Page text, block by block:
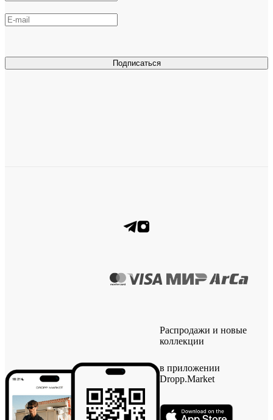
Подписаться
Распродажи и новые
коллекции
в приложении
Dropp.Market